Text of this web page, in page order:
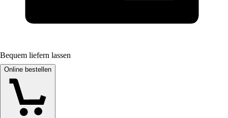
Bequem liefern lassen
Online bestellen